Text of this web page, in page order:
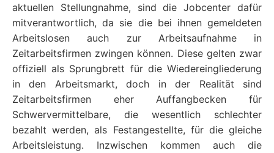
aktuellen Stellungnahme, sind die Jobcenter dafür
mitverantwortlich, da sie die bei ihnen gemeldeten
Arbeitslosen auch zur Arbeitsaufnahme in
Zeitarbeitsfirmen zwingen können. Diese gelten zwar
offiziell als Sprungbrett für die Wiedereingliederung
in den Arbeitsmarkt, doch in der Realität sind
Zeitarbeitsfirmen eher Auffangbecken für
Schwervermittelbare, die wesentlich schlechter
bezahlt werden, als Festangestellte, für die gleiche
Arbeitsleistung. Inzwischen kommen auch die